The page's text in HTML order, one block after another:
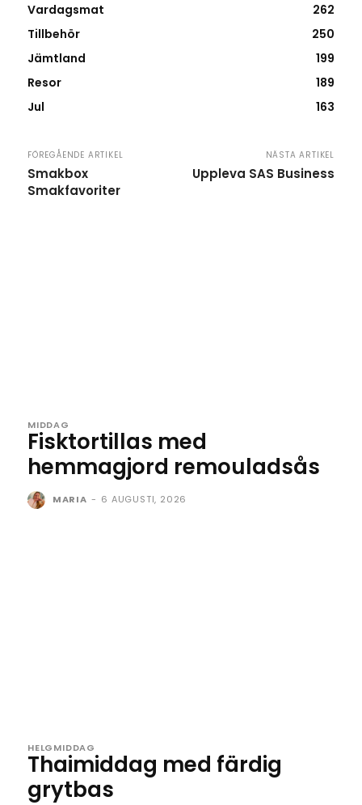
Vardagsmat
262
Tillbehör
250
Jämtland
199
Resor
189
Jul
163
FÖREGÅENDE ARTIKEL
Smakbox
Smakfavoriter
NÄSTA ARTIKEL
Uppleva SAS Business
MIDDAG
Fisktortillas med
hemmagjord remouladsås
MARIA - 6 AUGUSTI, 2026
HELGMIDDAG
Thaimiddag med färdig
grytbas